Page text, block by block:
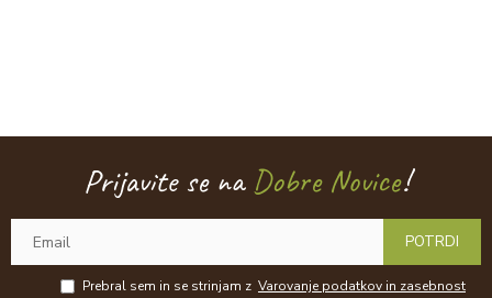
Prijavite se naDobre Novice!
POTRDI
Prebral sem in se strinjam z Varovanje podatkov in zasebnost